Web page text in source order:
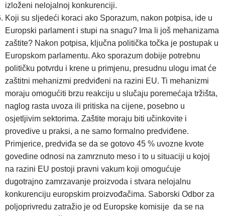
izloženi nelojalnoj konkurenciji.
Koji su sljedeći koraci ako Sporazum, nakon potpisa, ide u
Europski parlament i stupi na snagu? Ima li još mehanizama
zaštite? Nakon potpisa, ključna politička točka je postupak u
Europskom parlamentu. Ako sporazum dobije potrebnu
političku potvrdu i krene u primjenu, presudnu ulogu imat će
zaštitni mehanizmi predviđeni na razini EU. Ti mehanizmi
moraju omogućiti brzu reakciju u slučaju poremećaja tržišta,
naglog rasta uvoza ili pritiska na cijene, posebno u
osjetljivim sektorima. Zaštite moraju biti učinkovite i
provedive u praksi, a ne samo formalno predviđene.
Primjerice, predviđa se da se gotovo 45 % uvozne kvote
govedine odnosi na zamrznuto meso i to u situaciji u kojoj
na razini EU postoji pravni vakum koji omogućuje
dugotrajno zamrzavanje proizvoda i stvara nelojalnu
konkurenciju europskim proizvođačima. Saborski Odbor za
poljoprivredu zatražio je od Europske komisije da se na